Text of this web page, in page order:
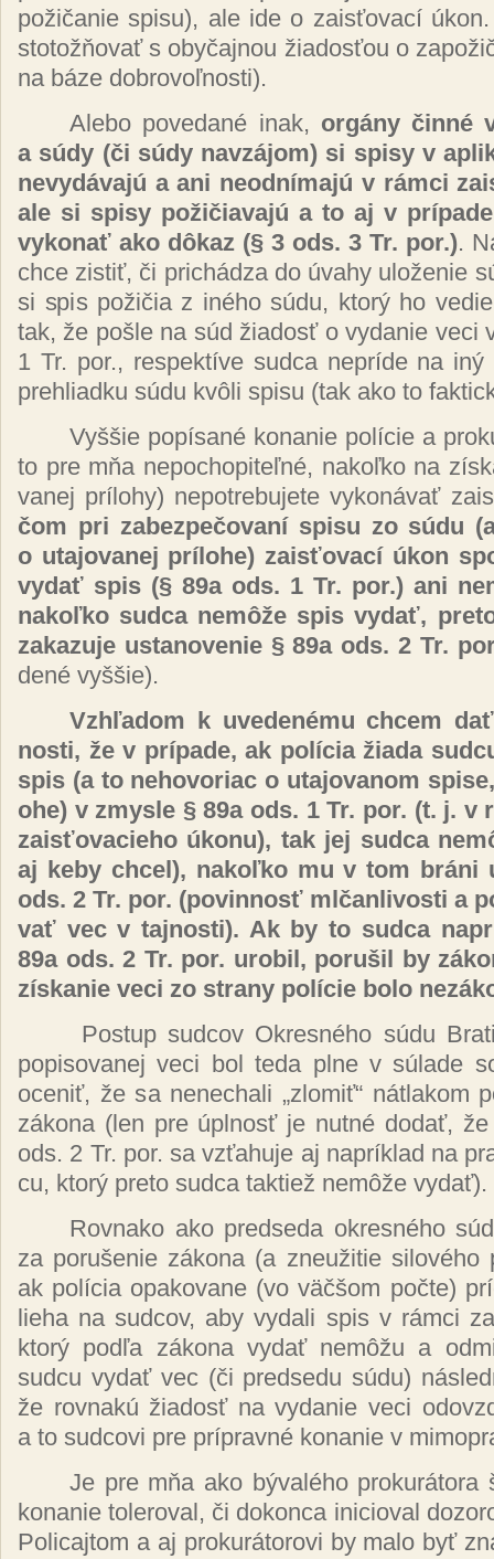
po­ži­ča­nie spi­su), ale ide o za­is­ťo­va­cí
sto­tož­ňo­vať s oby­čaj­nou žia­dos­ťou o
na bá­ze dob­ro­voľ­nos­ti).
Ale­bo po­ve­da­né inak, or­gá­ny čin­né
a sú­dy (či sú­dy nav­zá­jom) si spi­sy v
ne­vy­dá­va­jú a ani neod­ní­ma­jú v rám­ci
ale si spi­sy po­ži­čia­va­jú a to aj v
vy­ko­nať ako dô­kaz (§ 3 ods. 3 Tr. por.).
chce zis­tiť, či pri­chá­dza do úva­hy ulo­že­nie
si spis po­ži­čia z iné­ho sú­du, kto­rý ho
tak, že poš­le na súd žia­dosť o vy­da­nie ve­ci
1 Tr. por., res­pek­tí­ve sud­ca nep­rí­de na
pre­hliad­ku sú­du kvô­li spi­su (tak ako to
Vy­ššie po­pí­sa­né ko­na­nie po­lí­cie a
to pre mňa ne­po­cho­pi­teľ­né, na­koľ­ko na
va­nej príl­ohy) ne­pot­re­bu­je­te vy­ko­ná­vať
čom pri za­bez­pe­čo­va­ní spi­su zo sú­du
o uta­jo­va­nej príl­ohe) za­is­ťo­va­cí úkon
vy­dať spis (§ 89a ods. 1 Tr. por.) ani
na­koľ­ko sud­ca ne­mô­že spis vy­dať,
za­ka­zu­je us­ta­no­ve­nie § 89a ods. 2 Tr.
de­né vy­ššie).
Vzhľa­dom k uve­de­né­mu chcem
nos­ti, že v prí­pa­de, ak po­lí­cia žia­da
spis (a to ne­ho­vo­riac o uta­jo­va­nom
ohe) v zmys­le § 89a ods. 1 Tr. por. (t. j. v
za­is­ťo­va­cie­ho úko­nu), tak jej sud­ca
aj ke­by chcel), na­koľ­ko mu v tom brá­ni
ods. 2 Tr. por. (po­vin­nosť ml­čan­li­vos­ti a
vať vec v taj­nos­ti). Ak by to sud­ca
89a ods. 2 Tr. por. uro­bil, po­ru­šil by
zís­ka­nie ve­ci zo stra­ny po­lí­cie bo­lo
Pos­tup sud­cov Ok­res­né­ho sú­du
po­pi­so­va­nej ve­ci bol te­da pl­ne v sú­la­de
oce­niť, že sa ne­ne­cha­li „zlo­miť“ nát­la­kom
zá­ko­na (len pre úpl­nosť je nut­né do­dať,
ods. 2 Tr. por. sa vzťa­hu­je aj nap­rík­lad na
cu, kto­rý pre­to sud­ca tak­tiež ne­mô­že vy­dať).
Rov­na­ko ako pred­se­da ok­res­né­ho
za po­ru­še­nie zá­ko­na (a zneu­ži­tie si­lo­vé­ho
ak po­lí­cia opa­ko­va­ne (vo väč­šom poč­te)
lie­ha na sud­cov, aby vy­da­li spis v rám­ci
kto­rý pod­ľa zá­ko­na vy­dať ne­mô­žu a
sud­cu vy­dať vec (či pred­se­du sú­du)
že rov­na­kú žia­dosť na vy­da­nie ve­ci
a to sud­co­vi pre príp­rav­né ko­na­nie v
Je pre mňa ako bý­va­lé­ho pro­ku­rá­to­ra
ko­na­nie to­le­ro­val, či do­kon­ca ini­cio­val
Po­li­caj­tom a aj pro­ku­rá­to­ro­vi by ma­lo byť